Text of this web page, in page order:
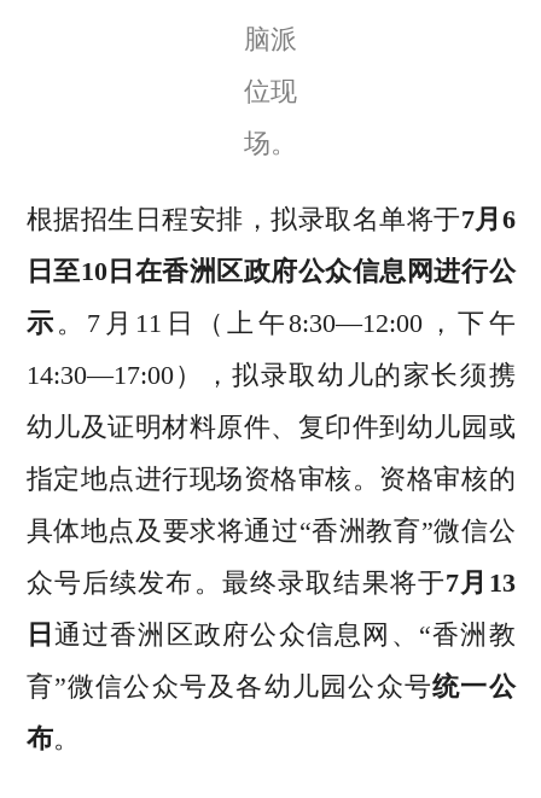
脑派
位现
场。
根据招生日程安排，拟录取名单将于7月6
日至10日在香洲区政府公众信息网进行公
示 。7月11日（上午8:30—12:00，下午
14:30—17:00），拟录取幼儿的家长须携
幼儿及证明材料原件、复印件到幼儿园或
指定地点进行现场资格审核。资格审核的
具体地点及要求将通过“香洲教育”微信公
众号后续发布。最终录取结果将于7月13
日 通过香洲区政府公众信息网、“香洲教
育”微信公众号及各幼儿园公众号统一公
布。